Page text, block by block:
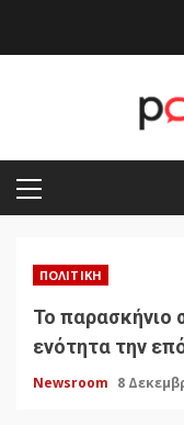
PRIMARY
MENU
ΠΟΛΙΤΙΚΉ
Το παρασκήνιο
ενότητα την
Newsroom 8